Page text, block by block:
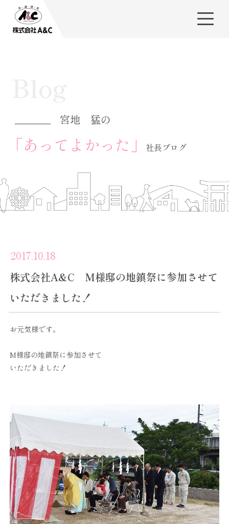
宮地 猛の
「あってよかった」 社長ブログ
2017.10.18
株式会社A&C M様邸の地鎮祭に参加させて
いただきました！
お元気様です。
M様邸の地鎮祭に参加させて
いただきました！